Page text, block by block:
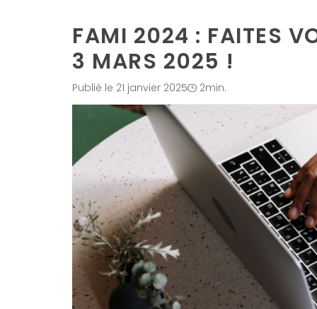
FAMI 2024 : FAITES
3 MARS 2025 !
Publié le 21 janvier 2025 2min.